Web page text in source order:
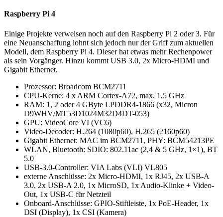
Raspberry Pi 4
Einige Projekte verweisen noch auf den Raspberry Pi 2 oder 3. Für
eine Neuanschaffung lohnt sich jedoch nur der Griff zum aktuellen
Modell, dem Raspberry Pi 4. Dieser hat etwas mehr Rechenpower
als sein Vorgänger. Hinzu kommt USB 3.0, 2x Micro-HDMI und
Gigabit Ethernet.
Prozessor: Broadcom BCM2711
CPU-Kerne: 4 x ARM Cortex-A72, max. 1,5 GHz
RAM: 1, 2 oder 4 GByte LPDDR4-1866 (x32, Micron
D9WHV/MT53D1024M32D4DT-053)
GPU: VideoCore VI (VC6)
Video-Decoder: H.264 (1080p60), H.265 (2160p60)
Gigabit Ethernet: MAC im BCM2711, PHY: BCM54213PE
WLAN, Bluetooth: SDIO: 802.11ac (2,4 & 5 GHz, 1×1), BT
5.0
USB-3.0-Controller: VIA Labs (VLI) VL805
externe Anschlüsse: 2x Micro-HDMI, 1x RJ45, 2x USB-A
3.0, 2x USB-A 2.0, 1x MicroSD, 1x Audio-Klinke + Video-
Out, 1x USB-C für Netzteil
Onboard-Anschlüsse: GPIO-Stiftleiste, 1x PoE-Header, 1x
DSI (Display), 1x CSI (Kamera)